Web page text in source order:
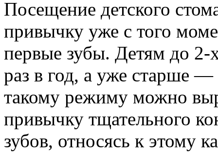
Посещение детского
привычку уже с того
первые зубы. Детям до 2-
раз в год, а уже старше —
такому режиму можно
привычку тщательного
зубов, относясь к этому